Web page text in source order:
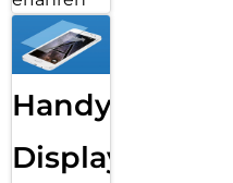
Handy
Displayfolie